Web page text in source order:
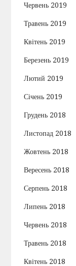
Червень 2019
Травень 2019
Квітень 2019
Березень 2019
Лютий 2019
Січень 2019
Грудень 2018
Листопад 2018
Жовтень 2018
Вересень 2018
Серпень 2018
Липень 2018
Червень 2018
Травень 2018
Квітень 2018